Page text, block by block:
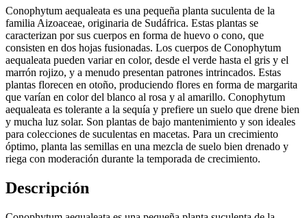
Conophytum aequaleata es una pequeña planta suculenta de la
familia Aizoaceae, originaria de Sudáfrica. Estas plantas se
caracterizan por sus cuerpos en forma de huevo o cono, que
consisten en dos hojas fusionadas. Los cuerpos de Conophytum
aequaleata pueden variar en color, desde el verde hasta el gris y el
marrón rojizo, y a menudo presentan patrones intrincados. Estas
plantas florecen en otoño, produciendo flores en forma de margarita
que varían en color del blanco al rosa y al amarillo. Conophytum
aequaleata es tolerante a la sequía y prefiere un suelo que drene bien
y mucha luz solar. Son plantas de bajo mantenimiento y son ideales
para colecciones de suculentas en macetas. Para un crecimiento
óptimo, planta las semillas en una mezcla de suelo bien drenado y
riega con moderación durante la temporada de crecimiento.
Descripción